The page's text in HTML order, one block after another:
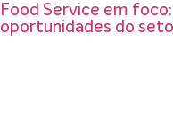
Food Service em
oportunidades do